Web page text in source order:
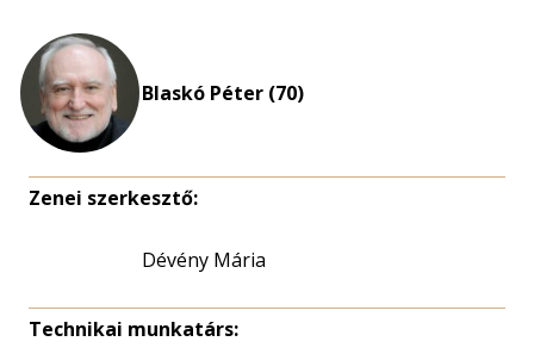
Blaskó Péter (70)
Zenei szerkesztő:
Dévény Mária
Technikai munkatárs: